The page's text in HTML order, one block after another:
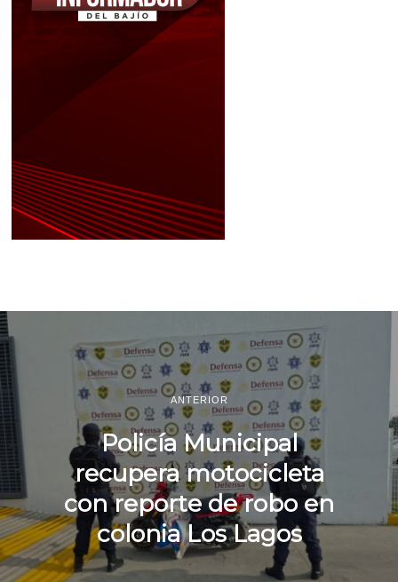
ANTERIOR
Policía Municipal
recupera motocicleta
con reporte de robo en
colonia Los Lagos